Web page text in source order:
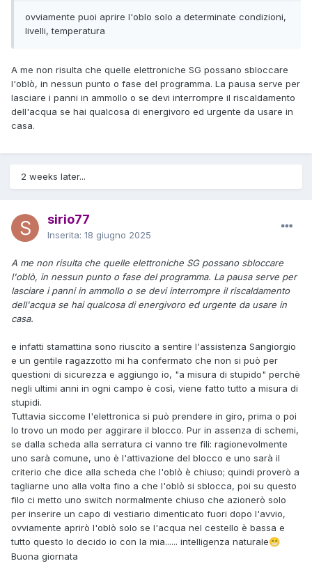
ovviamente puoi aprire l'oblo solo a determinate condizioni,
livelli, temperatura
A me non risulta che quelle elettroniche SG possano sbloccare
l'oblò, in nessun punto o fase del programma. La pausa serve per
lasciare i panni in ammollo o se devi interrompre il riscaldamento
dell'acqua se hai qualcosa di energivoro ed urgente da usare in
casa.
2 weeks later...
sirio77
Inserita: 18 giugno 2025
A me non risulta che quelle elettroniche SG possano sbloccare
l'oblò, in nessun punto o fase del programma. La pausa serve per
lasciare i panni in ammollo o se devi interrompre il riscaldamento
dell'acqua se hai qualcosa di energivoro ed urgente da usare in
casa.
e infatti stamattina sono riuscito a sentire l'assistenza Sangiorgio
e un gentile ragazzotto mi ha confermato che non si può per
questioni di sicurezza e aggiungo io, "a misura di stupido" perchè
negli ultimi anni in ogni campo è così, viene fatto tutto a misura di
stupidi.
Tuttavia siccome l'elettronica si può prendere in giro, prima o poi
lo trovo un modo per aggirare il blocco. Pur in assenza di schemi,
se dalla scheda alla serratura ci vanno tre fili: ragionevolmente
uno sarà comune, uno è l'attivazione del blocco e uno sarà il
criterio che dice alla scheda che l'oblò è chiuso; quindi proverò a
tagliarne uno alla volta fino a che l'oblò si sblocca, poi su questo
filo ci metto uno switch normalmente chiuso che azionerò solo
per inserire un capo di vestiario dimenticato fuori dopo l'avvio,
ovviamente aprirò l'oblò solo se l'acqua nel cestello è bassa e
tutto questo lo decido io con la mia...... intelligenza naturale😁
Buona giornata